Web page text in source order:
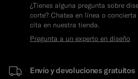
¿Tienes alguna pregunta sobre
corte? Chatea en línea o concierta
cita en nuestra tienda.
Pregunta a un experto en diseño
Envío y devoluciones gratuitos